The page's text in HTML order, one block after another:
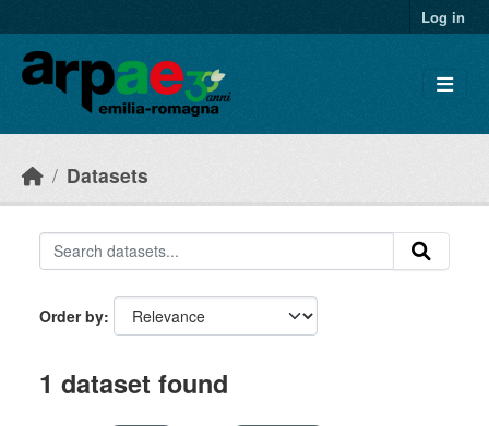
Log in
Datasets
Order by
1 dataset found